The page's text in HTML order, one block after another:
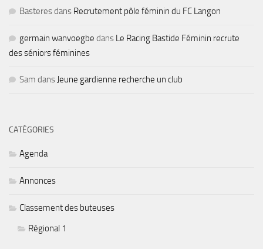
Basteresdans Recrutement pôle féminin du FC Langon
germain wanvoegbe dans Le Racing Bastide Féminin recrute
des séniors féminines
Sam dans Jeune gardienne recherche un club
CATÉGORIES
Agenda
Annonces
Classement des buteuses
Régional 1